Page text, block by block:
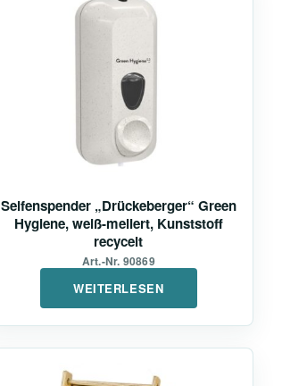
Seifenspender „Drückeberger“ Green
Hygiene, weiß-meliert, Kunststoff
recycelt
Art.-Nr. 90869
WEITERLESEN